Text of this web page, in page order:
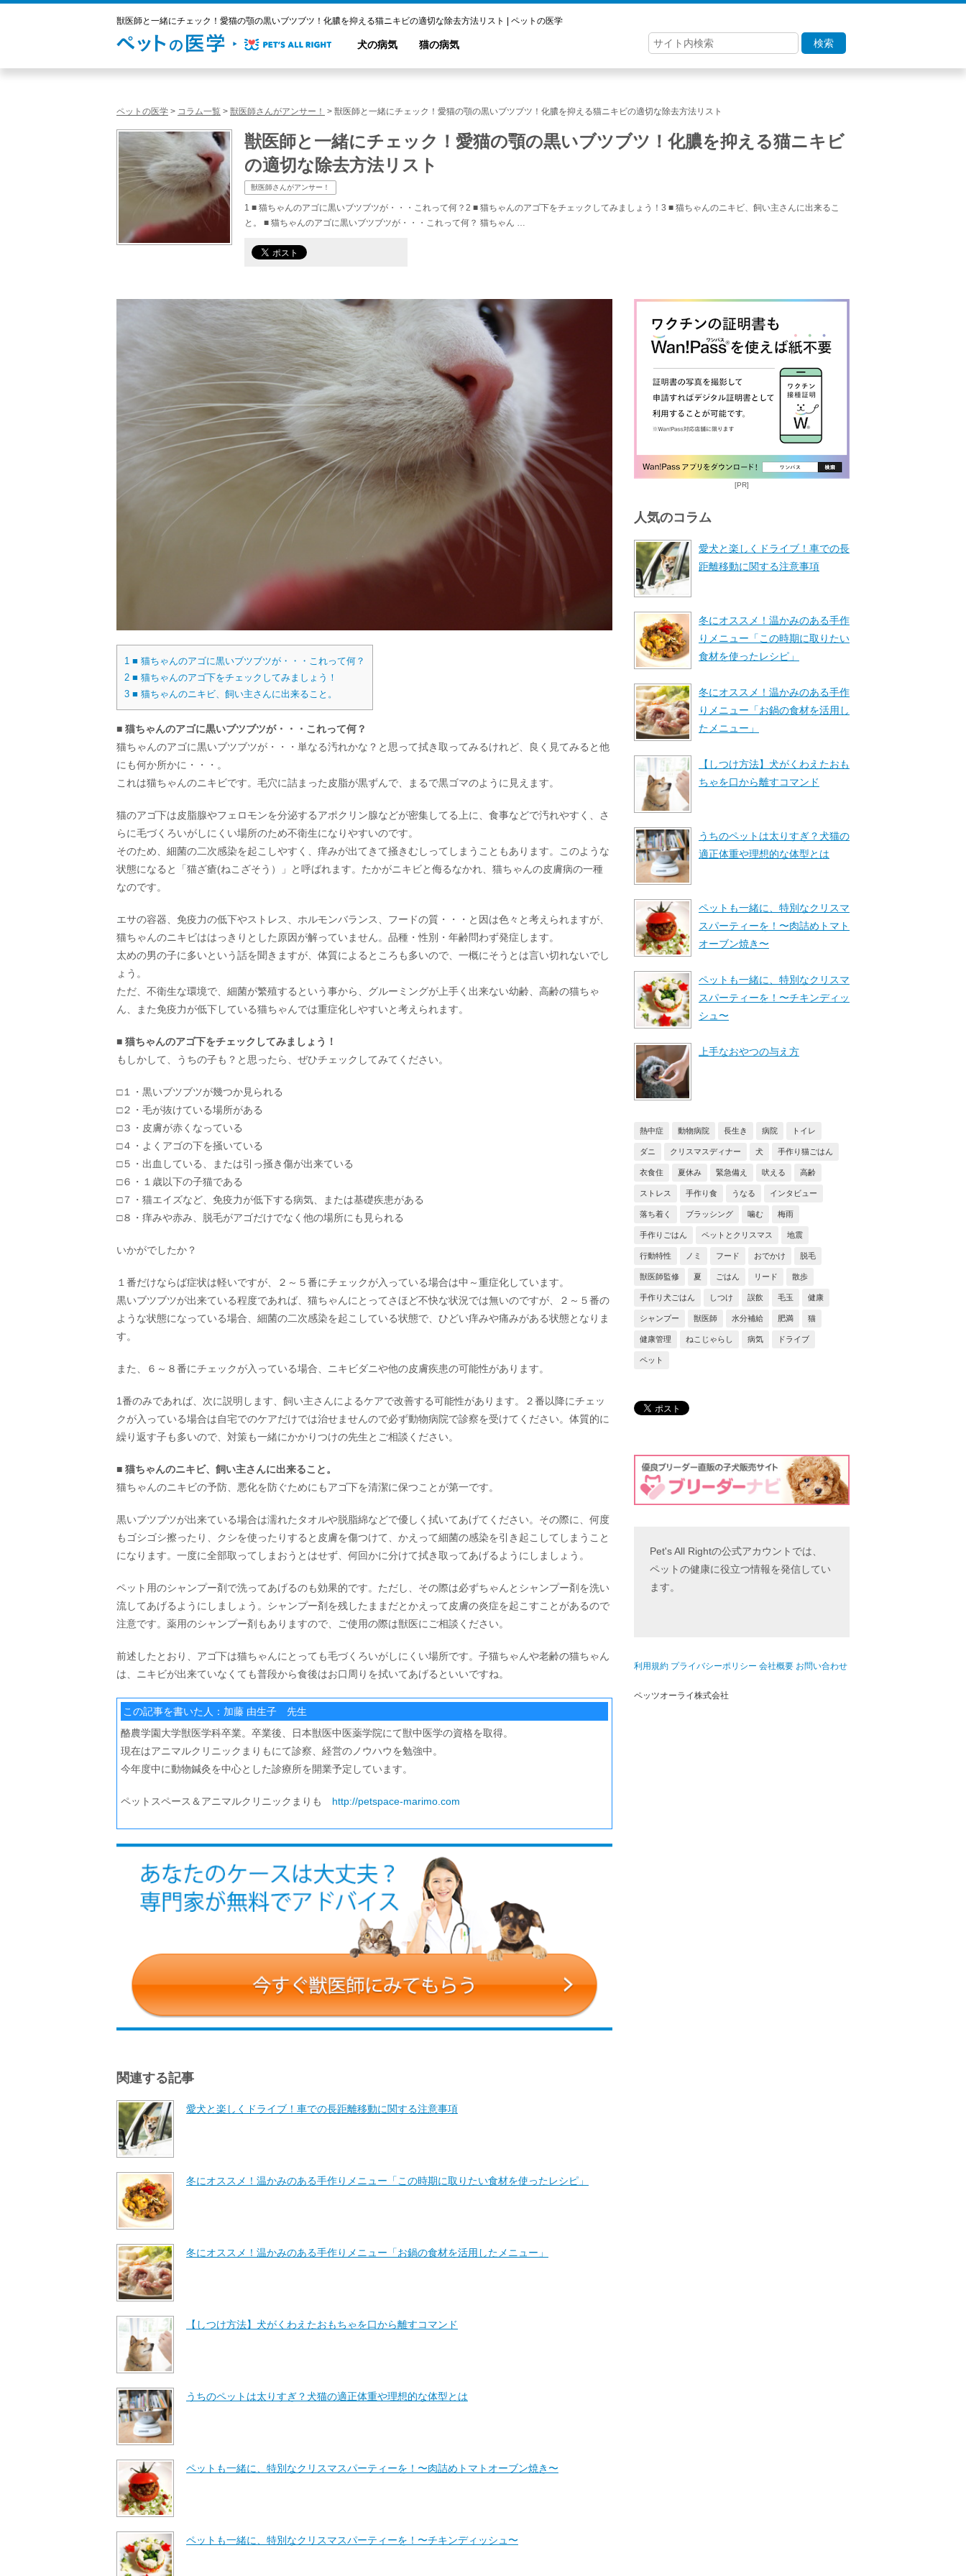
獣医師と一緒にチェック！愛猫の顎の黒いブツブツ！化膿を抑える猫ニキビの適切な除去方法リスト | ペットの医学
犬の病気 猫の病気 検索
ペットの医学 > コラム一覧 > 獣医師さんがアンサー！ > 獣医師と一緒にチェック！愛猫の顎の黒いブツブツ！化膿を抑える猫ニキビの適切な除去方法リスト
獣医師と一緒にチェック！愛猫の顎の黒いブツブツ！化膿を抑える猫ニキビ
の適切な除去方法リスト
獣医師さんがアンサー！
1 ■ 猫ちゃんのアゴに黒いブツブツが・・・これって何？2 ■ 猫ちゃんのアゴ下をチェックしてみましょう！3 ■ 猫ちゃんのニキビ、飼い主さんに出来るこ
と。 ■ 猫ちゃんのアゴに黒いブツブツが・・・これって何？ 猫ちゃん …
1 ■ 猫ちゃんのアゴに黒いブツブツが・・・これって何？
2 ■ 猫ちゃんのアゴ下をチェックしてみましょう！
3 ■ 猫ちゃんのニキビ、飼い主さんに出来ること。
■ 猫ちゃんのアゴに黒いブツブツが・・・これって何？
猫ちゃんのアゴに黒いブツブツが・・・単なる汚れかな？と思って拭き取ってみるけれど、良く見てみると他
にも何か所かに・・・。
これは猫ちゃんのニキビです。毛穴に詰まった皮脂が黒ずんで、まるで黒ゴマのように見えます。
猫のアゴ下は皮脂腺やフェロモンを分泌するアポクリン腺などが密集してる上に、食事などで汚れやすく、さ
らに毛づくろいがしにくい場所のため不衛生になりやすいのです。
そのため、細菌の二次感染を起こしやすく、痒みが出てきて掻きむしってしまうこともあります。このような
状態になると「猫ざ瘡(ねこざそう）」と呼ばれます。たかがニキビと侮るなかれ、猫ちゃんの皮膚病の一種
なのです。
エサの容器、免疫力の低下やストレス、ホルモンバランス、フードの質・・・と因は色々と考えられますが、
猫ちゃんのニキビははっきりとした原因が解っていません。品種・性別・年齢問わず発症します。
太めの男の子に多いという話を聞きますが、体質によるところも多いので、一概にそうとは言い切れないでし
ょう。
ただ、不衛生な環境で、細菌が繁殖するという事から、グルーミングが上手く出来ない幼齢、高齢の猫ちゃ
ん、また免疫力が低下している猫ちゃんでは重症化しやすいと考えられます。
■ 猫ちゃんのアゴ下をチェックしてみましょう！
もしかして、うちの子も？と思ったら、ぜひチェックしてみてください。
□１・黒いブツブツが幾つか見られる
□２・毛が抜けている場所がある
□３・皮膚が赤くなっている
□４・よくアゴの下を掻いている
□５・出血している、または引っ掻き傷が出来ている
□６・１歳以下の子猫である
□７・猫エイズなど、免疫力が低下する病気、または基礎疾患がある
□８・痒みや赤み、脱毛がアゴだけでなく他の場所にも見られる
いかがでしたか？
１番だけならば症状は軽いですが、２～５番にチェックが入っている場合は中～重症化しています。
黒いブツブツが出来ている程度であれば、猫ちゃんにとってさほど不快な状況では無いのですが、２～５番の
ような状態になっている場合、細菌の二次感染を起こしている状態で、ひどい痒みや痛みがある状態となりま
す。
また、６～８番にチェックが入っている場合、ニキビダニや他の皮膚疾患の可能性があります。
1番のみであれば、次に説明します、飼い主さんによるケアで改善する可能性があります。２番以降にチェッ
クが入っている場合は自宅でのケアだけでは治せませんので必ず動物病院で診察を受けてください。体質的に
繰り返す子も多いので、対策も一緒にかかりつけの先生とご相談ください。
■ 猫ちゃんのニキビ、飼い主さんに出来ること。
猫ちゃんのニキビの予防、悪化を防ぐためにもアゴ下を清潔に保つことが第一です。
黒いブツブツが出来ている場合は濡れたタオルや脱脂綿などで優しく拭いてあげてください。その際に、何度
もゴシゴシ擦ったり、クシを使ったりすると皮膚を傷つけて、かえって細菌の感染を引き起こしてしまうこと
になります。一度に全部取ってしまおうとはせず、何回かに分けて拭き取ってあげるようにしましょう。
ペット用のシャンプー剤で洗ってあげるのも効果的です。ただし、その際は必ずちゃんとシャンプー剤を洗い
流してあげるようにしましょう。シャンプー剤を残したままだとかえって皮膚の炎症を起こすことがあるので
注意です。薬用のシャンプー剤もありますので、ご使用の際は獣医にご相談ください。
前述したとおり、アゴ下は猫ちゃんにとっても毛づくろいがしにくい場所です。子猫ちゃんや老齢の猫ちゃん
は、ニキビが出来ていなくても普段から食後はお口周りを拭いてあげるといいですね。
この記事を書いた人：加藤 由生子 先生
酪農学園大学獣医学科卒業。卒業後、日本獣医中医薬学院にて獣中医学の資格を取得。
現在はアニマルクリニックまりもにて診察、経営のノウハウを勉強中。
今年度中に動物鍼灸を中心とした診療所を開業予定しています。
ペットスペース＆アニマルクリニックまりも http://petspace-marimo.com
関連する記事
愛犬と楽しくドライブ！車での長距離移動に関する注意事項
冬にオススメ！温かみのある手作りメニュー「この時期に取りたい食材を使ったレシピ」
冬にオススメ！温かみのある手作りメニュー「お鍋の食材を活用したメニュー」
【しつけ方法】犬がくわえたおもちゃを口から離すコマンド
うちのペットは太りすぎ？犬猫の適正体重や理想的な体型とは
ペットも一緒に、特別なクリスマスパーティーを！〜肉詰めトマトオーブン焼き〜
ペットも一緒に、特別なクリスマスパーティーを！〜チキンディッシュ〜
[PR]
人気のコラム
愛犬と楽しくドライブ！車での長
距離移動に関する注意事項
冬にオススメ！温かみのある手作
りメニュー「この時期に取りたい
食材を使ったレシピ」
冬にオススメ！温かみのある手作
りメニュー「お鍋の食材を活用し
たメニュー」
【しつけ方法】犬がくわえたおも
ちゃを口から離すコマンド
うちのペットは太りすぎ？犬猫の
適正体重や理想的な体型とは
ペットも一緒に、特別なクリスマ
スパーティーを！〜肉詰めトマト
オーブン焼き〜
ペットも一緒に、特別なクリスマ
スパーティーを！〜チキンディッ
シュ〜
上手なおやつの与え方
熱中症 動物病院 長生き 病院 トイレ
ダニ クリスマスディナー 犬 手作り猫ごはん
衣食住 夏休み 緊急備え 吠える 高齢
ストレス 手作り食 うなる インタビュー
落ち着く ブラッシング 噛む 梅雨
手作りごはん ペットとクリスマス 地震
行動特性 ノミ フード おでかけ 脱毛
獣医師監修 夏 ごはん リード 散歩
手作り犬ごはん しつけ 誤飲 毛玉 健康
シャンプー 獣医師 水分補給 肥満 猫
健康管理 ねこじゃらし 病気 ドライブ
ペット
Pet's All Rightの公式アカウントでは、
ペットの健康に役立つ情報を発信してい
ます。
利用規約 プライバシーポリシー 会社概要 お問い合わせ
ペッツオーライ株式会社